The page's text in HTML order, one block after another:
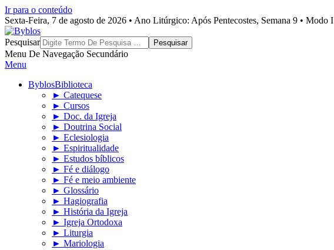
Ir para o conteúdo
Sexta-Feira, 7 de agosto de 2026 • Ano Litúrgico: Após Pentecostes, Semana 9 • Modo I
Byblos
Pesquisar
Menu De Navegação Secundário
Menu
ByblosBiblioteca
► Catequese
► Cursos
► Doc. da Igreja
► Doutrina Social
► Eclesiologia
► Espiritualidade
► Estudos bíblicos
► Fé e diálogo
► Fé e meio ambiente
► Glossário
► Hagiografia
► História da Igreja
► Igreja Ortodoxa
► Liturgia
► Mariologia